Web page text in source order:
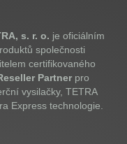
s. r. o. je oficiálním
společnosti
certifikovaného
Partnerpro
vysilačky, TETRA
Express technologie.